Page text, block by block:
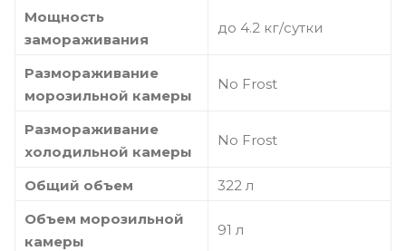
Мощность
замораживания
до 4.2 кг/cутки
Размораживание
морозильной камеры
No Frost
Размораживание
холодильной камеры
No Frost
Общий объем
322 л
Объем морозильной
камеры
91 л